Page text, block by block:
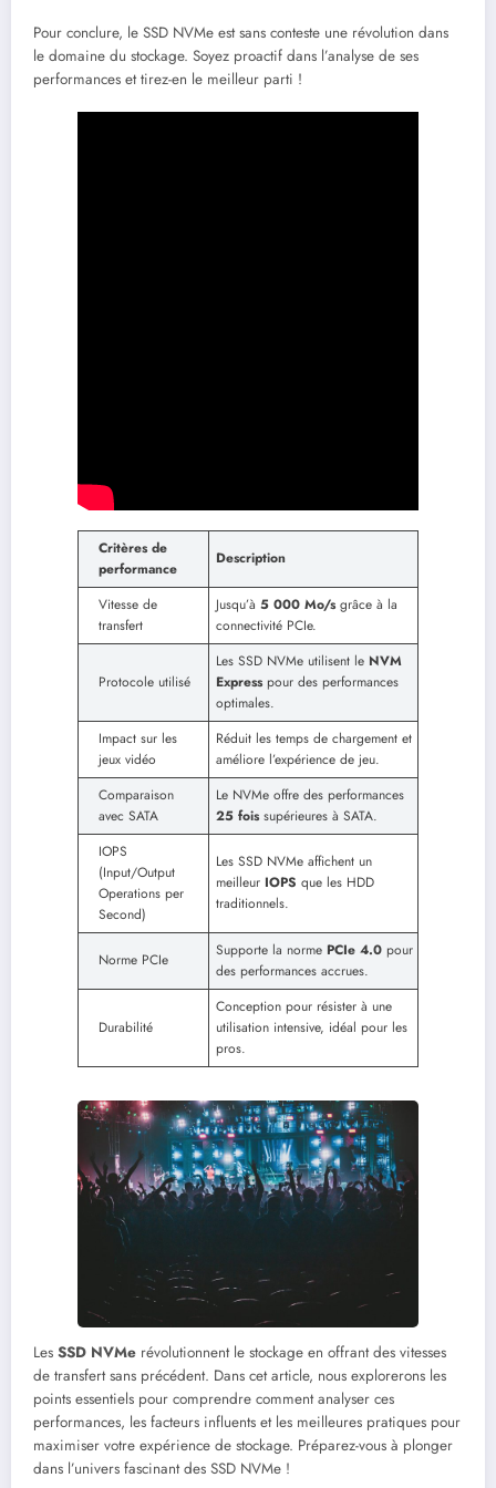
Pour conclure, le SSD NVMe est sans conteste une révolution dans
le domaine du stockage. Soyez proactif dans l’analyse de ses
performances et tirez-en le meilleur parti !
Critères de
performance
Description
Vitesse de
transfert
Jusqu’à 5 000 Mo/sgrâce à la
connectivité PCIe.
Protocole utilisé
Les SSD NVMe utilisent le NVM
Expresspour des performances
optimales.
Impact sur les
jeux vidéo
Réduit les temps de chargement et
améliore l’expérience de jeu.
Comparaison
avec SATA
Le NVMe offre des performances
25 foissupérieures à SATA.
IOPS
(Input/Output
Operations per
Second)
Les SSD NVMe affichent un
meilleur IOPS que les HDD
traditionnels.
Norme PCIe Supporte la norme PCIe 4.0 pour
des performances accrues.
Durabilité
Conception pour résister à une
utilisation intensive, idéal pour les
pros.
Les SSD NVMe révolutionnent le stockage en offrant des vitesses
de transfert sans précédent. Dans cet article, nous explorerons les
points essentiels pour comprendre comment analyser ces
performances, les facteurs influents et les meilleures pratiques pour
maximiser votre expérience de stockage. Préparez-vous à plonger
dans l’univers fascinant des SSD NVMe !